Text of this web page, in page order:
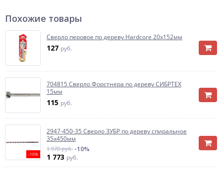
Похожие товары
Сверло перовое по дереву Hardcore 20х152мм
127 руб.
704815 Сверло Форстнера по дереву СИБРТЕХ
15мм
115 руб.
-10%
2947-450-35 Сверло ЗУБР по дереву спиральное
35х450мм
1 970 руб. -10%
1 773 руб.